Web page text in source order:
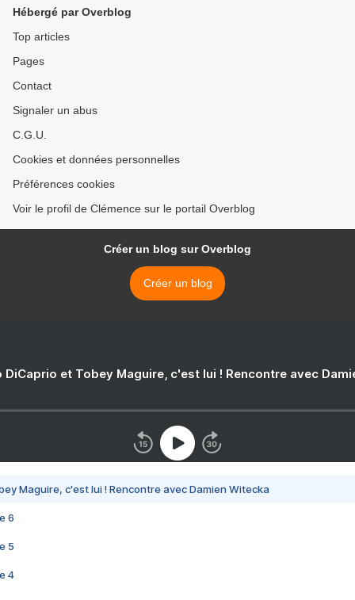
Hébergé par Overblog
Top articles
Pages
Contact
Signaler un abus
C.G.U.
Cookies et données personnelles
Préférences cookies
Voir le profil de Clémence sur le portail Overblog
Créer un blog sur Overblog
Créer un blog
DiCaprio et Tobey Maguire, c'est lui ! Rencontre avec
Maguire, c'est lui ! Rencontre avec Damien Witecka
6
5
4